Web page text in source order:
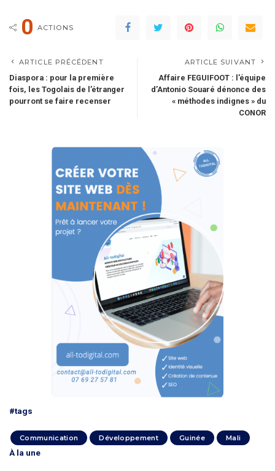
0 ACTIONS
ARTICLE PRÉCÉDENT
Diaspora : pour la première
fois, les Togolais de l’étranger
pourront se faire recenser
ARTICLE SUIVANT
Affaire FEGUIFOOT : l’équipe
d’Antonio Souaré dénonce des
« méthodes indignes » du
CONOR
#tags
Communication Développement Guinée Mali
À la une